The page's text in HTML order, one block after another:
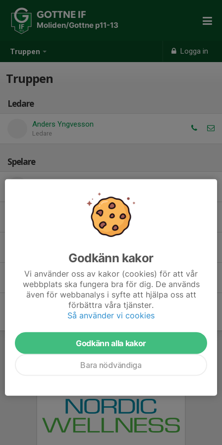
Truppen Logga in
GOTTNE IF
Moliden/Gottne p11-13
Truppen
Ledare
Anders Yngvesson
Ledare
Spelare
Theodor Westberg
Godkänn kakor
Vi använder oss av kakor (cookies) för att vår
webbplats ska fungera bra för dig. De används
även för webbanalys i syfte att hjälpa oss att
förbättra våra tjänster.
Så använder vi cookies
Godkänn alla kakor
Bara nödvändiga